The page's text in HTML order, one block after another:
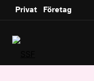
sms.
Privat Företag